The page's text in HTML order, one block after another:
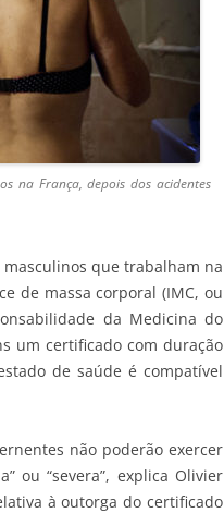
na França, depois dos acidentes
que trabalham na
de massa corporal (IMC, ou
da Medicina do
um certificado com duração
de saúde é compatível
não poderão exercer
ou “severa”, explica Olivier
à outorga do certificado